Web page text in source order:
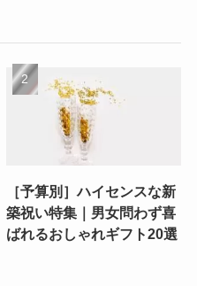
［予算別］ハイセンスな新
築祝い特集｜男女問わず喜
ばれるおしゃれギフト20選